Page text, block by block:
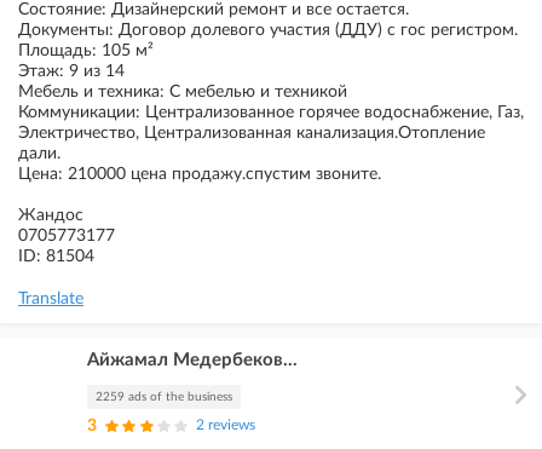
Состояние: Дизайнерский ремонт и все остается.
Документы: Договор долевого участия (ДДУ) с гос регистром.
Площадь: 105 м²
Этаж: 9 из 14
Мебель и техника: С мебелью и техникой
Коммуникации: Централизованное горячее водоснабжение, Газ,
Электричество, Централизованная канализация.Отопление
дали.
Цена: 210000 цена продажу.спустим звоните.
Жандос
0705773177
ID: 81504
Translate
Айжамал Медербеков...
2259 ads of the business
3 2 reviews